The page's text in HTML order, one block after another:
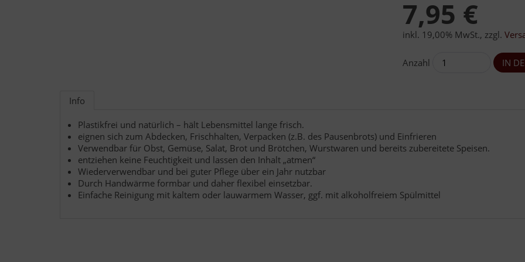
7,95 €
inkl. 19,00% MwSt., zzgl.
Anzahl
Info
Plastikfrei und natürlich – hält Lebensmittel lange frisch.
eignen sich zum Abdecken, Frischhalten, Verpacken (z.B. des Pausenbrots) und Einfrieren
Verwendbar für Obst, Gemüse, Salat, Brot und Brötchen, Wurstwaren und bereits zubereitete Speisen.
entziehen keine Feuchtigkeit und lassen den Inhalt „atmen“
Wiederverwendbar und bei guter Pflege über ein Jahr nutzbar
Durch Handwärme formbar und daher flexibel einsetzbar.
Einfache Reinigung mit kaltem oder lauwarmem Wasser, ggf. mit alkoholfreiem Spülmittel